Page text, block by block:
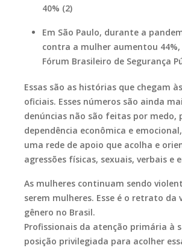
40% (2)
Em São Paulo, durante a
contra a mulher aumentou 44%,
Fórum Brasileiro de Segurança
Essas são as histórias que chegam
oficiais. Esses números são ainda
denúncias não são feitas por medo,
dependência econômica e
uma rede de apoio que acolha e
agressões físicas, sexuais, verbais e
As mulheres continuam sendo
serem mulheres. Esse é o retrato da
gênero no Brasil.
Profissionais da atenção primária à
posição privilegiada para acolher